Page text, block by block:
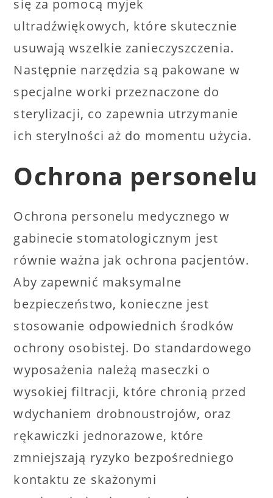
się za pomocą myjek
ultradźwiękowych, które skutecznie
usuwają wszelkie zanieczyszczenia.
Następnie narzędzia są pakowane w
specjalne worki przeznaczone do
sterylizacji, co zapewnia utrzymanie
ich sterylności aż do momentu użycia.
Ochrona personelu
Ochrona personelu medycznego w
gabinecie stomatologicznym jest
równie ważna jak ochrona pacjentów.
Aby zapewnić maksymalne
bezpieczeństwo, konieczne jest
stosowanie odpowiednich środków
ochrony osobistej. Do standardowego
wyposażenia należą maseczki o
wysokiej filtracji, które chronią przed
wdychaniem drobnoustrojów, oraz
rękawiczki jednorazowe, które
zmniejszają ryzyko bezpośredniego
kontaktu ze skażonymi